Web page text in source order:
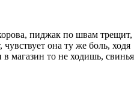
пиджак по швам трещит,
она ту же боль, ходя
магазин то не ходишь, свинья